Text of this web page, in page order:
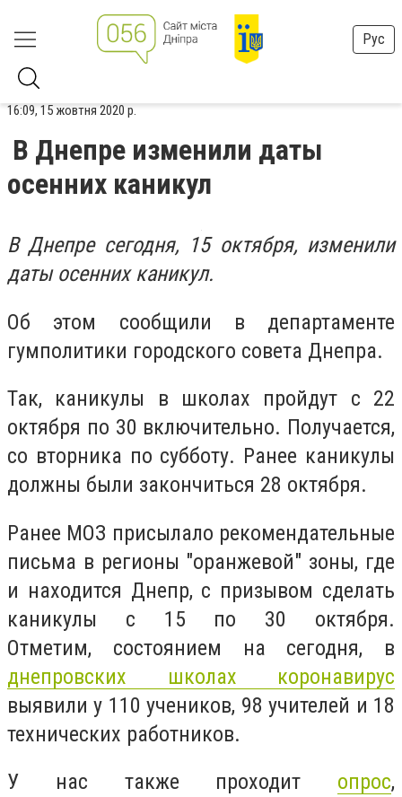
Рус
16:09, 15 жовтня 2020 р.
В Днепре изменили даты
осенних каникул
В Днепре сегодня, 15 октября, изменили
даты осенних каникул.
Об этом сообщили в департаменте
гумполитики городского совета Днепра.
Так, каникулы в школах пройдут с 22
октября по 30 включительно. Получается,
со вторника по субботу. Ранее каникулы
должны были закончиться 28 октября.
Ранее МОЗ присылало рекомендательные
письма в регионы "оранжевой" зоны, где
и находится Днепр, с призывом сделать
каникулы с 15 по 30 октября.
Отметим, состоянием на сегодня, в
днепровских школах коронавирус
выявили у 110 учеников, 98 учителей и 18
технических работников.
У нас также проходит опрос,